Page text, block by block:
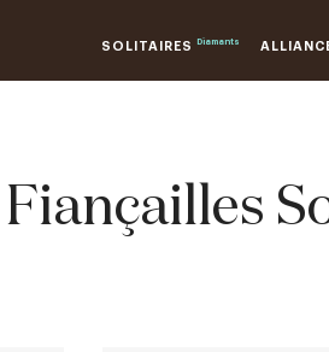
SOLITAIRES Diamants
Fiançailles